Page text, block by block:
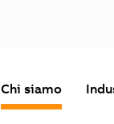
Chi siamo